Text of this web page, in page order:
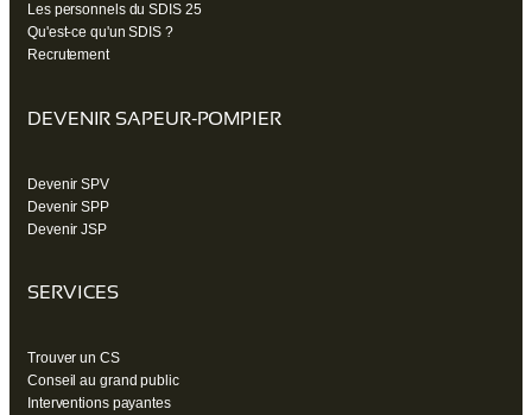
Les personnels du SDIS 25
Qu'est-ce qu'un SDIS ?
Recrutement
DEVENIR SAPEUR-POMPIER
Devenir SPV
Devenir SPP
Devenir JSP
SERVICES
Trouver un CS
Conseil au grand public
Interventions payantes